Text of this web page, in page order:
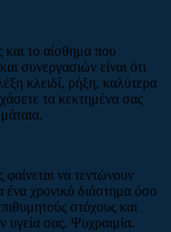
το αίσθημα που
συνεργασιών είναι ότι
κλειδί, ρήξη, καλύτερα
τα κεκτημένα σας
να τεντώνουν
ένα χρονικό διάστημα όσο
στόχους και
υγεία σας. Ψυχραιμία.